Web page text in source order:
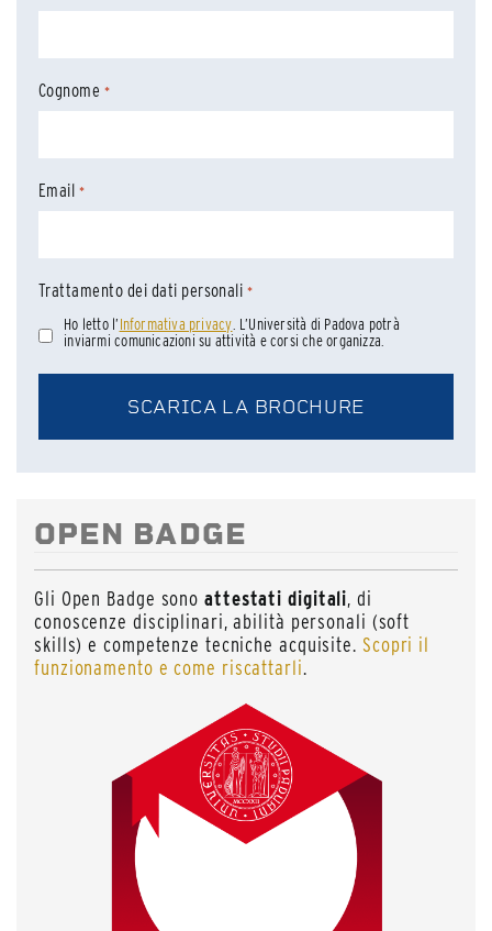
Cognome *
Email *
Trattamento dei dati personali *
Ho letto l’Informativa privacy . L’Università di Padova potrà
inviarmi comunicazioni su attività e corsi che organizza.
OPEN BADGE
Gli Open Badge sono attestati digitali, di
conoscenze disciplinari, abilità personali (soft
skills) e competenze tecniche acquisite. Scopri il
funzionamento e come riscattarli.